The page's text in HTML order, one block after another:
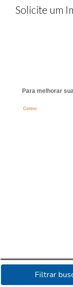
Filtrar
Solicite um
Para melhorar
Centro